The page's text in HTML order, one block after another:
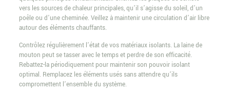
vers les sources de chaleur principales, qu’il s’agisse du soleil, d’un
poêle ou d’une cheminée. Veillez à maintenir une circulation d’air libre
autour des éléments chauffants.
Contrôlez régulièrement l’état de vos matériaux isolants. La laine de
mouton peut se tasser avec le temps et perdre de son efficacité.
Rebattez-la périodiquement pour maintenir son pouvoir isolant
optimal. Remplacez les éléments usés sans attendre qu’ils
compromettent l’ensemble du système.